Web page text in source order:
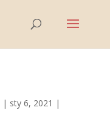
| sty 6, 2021 |